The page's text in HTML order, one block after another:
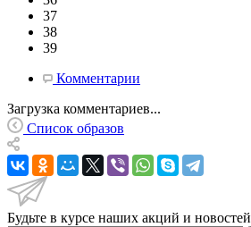
37
38
39
Комментарии
Загрузка комментариев...
Список образов
Будьте в курсе наших акций и новостей